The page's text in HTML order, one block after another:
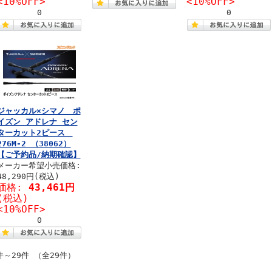
0 0
ャッカル×シマノ ポ
ズン アドレナ セン
ーカット2ピース
2 （38062）
ご予約品/納期確認】
ーカー希望小売価格:
円(税込)
格: 43,461円
込)
0
～29件 （全29件）